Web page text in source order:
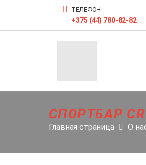
ТЕЛЕФОН
+375 (44) 780-82-82
СПОРТБАР
Главная страница О